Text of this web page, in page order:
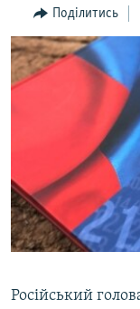
Перейти
до
пошуку
ПОГЛЯД
ІНТЕРВ'Ю
ВСЕ ЗА ДЕНЬ
СПЕЦПРОЕКТИ
ДЕПОРТАЦІЯ
ВІДЕОУРОКИ
СВІДЧЕННЯ ОКУПАЦІЇ
УКРАЇНСЬКА
ЯК ОБІЙТИ
Русский
Qırımtatar
Поділитись
Російський